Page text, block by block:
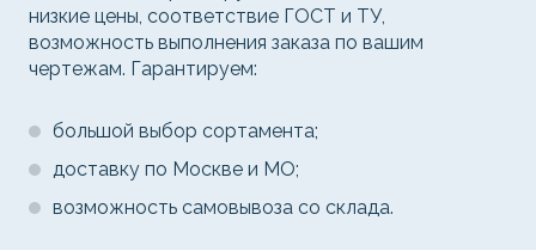
низкие цены, соответствие ГОСТ и ТУ,
возможность выполнения заказа по вашим
чертежам. Гарантируем:
большой выбор сортамента;
доставку по Москве и МО;
возможность самовывоза со склада.